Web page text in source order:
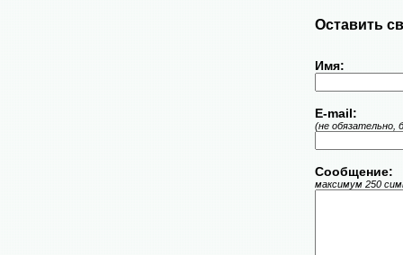
Оставить
Имя:
E-mail:
(не обязательно,
Сообщение:
максимум 250